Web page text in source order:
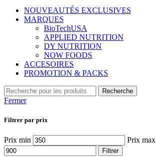
NOUVEAUTÉS EXCLUSIVES
MARQUES
BioTechUSA
APPLIED NUTRITION
DY NUTRITION
NOW FOODS
ACCESOIRES
PROMOTION & PACKS
Recherche
Fermer
Filtrer par prix
Prix min Prix max
Filtrer